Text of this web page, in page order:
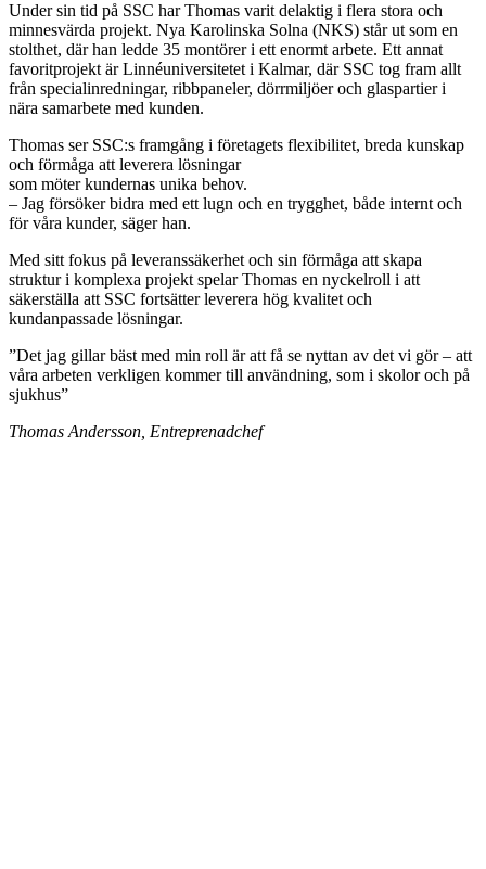
Under sin tid på SSC har Thomas varit delaktig i flera stora och
minnesvärda projekt. Nya Karolinska Solna (NKS) står ut som en
stolthet, där han ledde 35 montörer i ett enormt arbete. Ett annat
favoritprojekt är Linnéuniversitetet i Kalmar, där SSC tog fram allt
från specialinredningar, ribbpaneler, dörrmiljöer och glaspartier i
nära samarbete med kunden.
Thomas ser SSC:s framgång i företagets flexibilitet, breda kunskap
och förmåga att leverera lösningar
som möter kundernas unika behov.
– Jag försöker bidra med ett lugn och en trygghet, både internt och
för våra kunder, säger han.
Med sitt fokus på leveranssäkerhet och sin förmåga att skapa
struktur i komplexa projekt spelar Thomas en nyckelroll i att
säkerställa att SSC fortsätter leverera hög kvalitet och
kundanpassade lösningar.
”Det jag gillar bäst med min roll är att få se nyttan av det vi gör – att
våra arbeten verkligen kommer till användning, som i skolor och på
sjukhus”
Thomas Andersson, Entreprenadchef